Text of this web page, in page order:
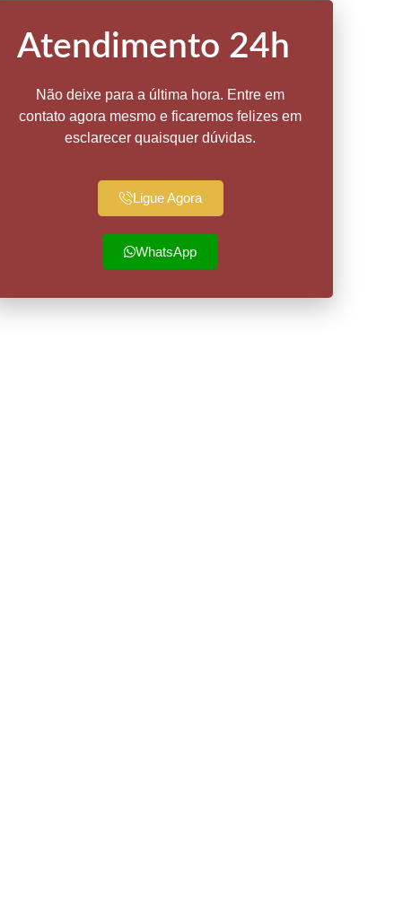
Atendimento 24h
Não deixe para a última hora. Entre em
contato agora mesmo e ficaremos felizes em
esclarecer quaisquer dúvidas.
Ligue Agora
WhatsApp